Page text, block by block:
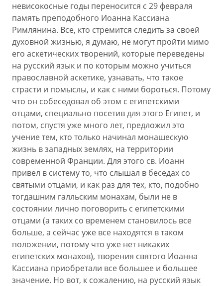
невисокосные годы переносится с 29 февраля
память преподобного Иоанна Кассиана
Римлянина. Все, кто стремится следить за своей
духовной жизнью, я думаю, не могут пройти мимо
его аскетических творений, которые переведены
на русский язык и по которым можно учиться
православной аскетике, узнавать, что такое
страсти и помыслы, и как с ними бороться. Потому
что он собеседовал об этом с египетскими
отцами, специально посетив для этого Египет, и
потом, спустя уже много лет, предложил это
учение тем, кто только начинал монашескую
жизнь в западных землях, на территории
современной Франции. Для этого св. Иоанн
привел в систему то, что слышал в беседах со
святыми отцами, и как раз для тех, кто, подобно
тогдашним галльским монахам, были не в
состоянии лично поговорить с египетскими
отцами (а таких со временем становилось все
больше, а сейчас уже все находятся в таком
положении, потому что уже нет никаких
египетских монахов), творения святого Иоанна
Кассиана приобретали все большее и большее
значение. Но вот, к сожалению, на русский язык